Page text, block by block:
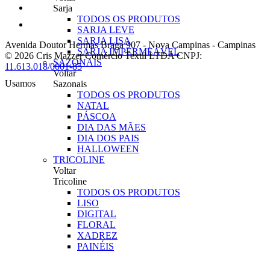
Sarja
TODOS OS PRODUTOS
SARJA LEVE
SARJA LISA
SARJA IMPERMEÁVEL
SAZONAIS
Voltar
Sazonais
TODOS OS PRODUTOS
NATAL
PÁSCOA
DIA DAS MÃES
DIA DOS PAIS
HALLOWEEN
TRICOLINE
Voltar
Tricoline
TODOS OS PRODUTOS
LISO
DIGITAL
FLORAL
XADREZ
PAINÉIS
Avenida Doutor Hermas Braga 907 - Nova Campinas - Campinas
© 2026 Cris Mazzer Comércio Textil LTDACNPJ:
11.613.018/0001-85
Usamos